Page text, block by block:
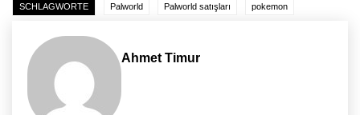
SCHLAGWORTE Palworld Palworld satışları pokemon
Ahmet Timur